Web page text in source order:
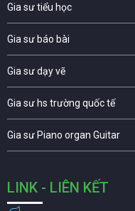
Gia sư tiểu học
Gia sư báo bài
Gia sư dạy vẽ
Gia sư hs trường quốc tế
Gia sư Piano organ Guitar
LINK - LIÊN KẾT